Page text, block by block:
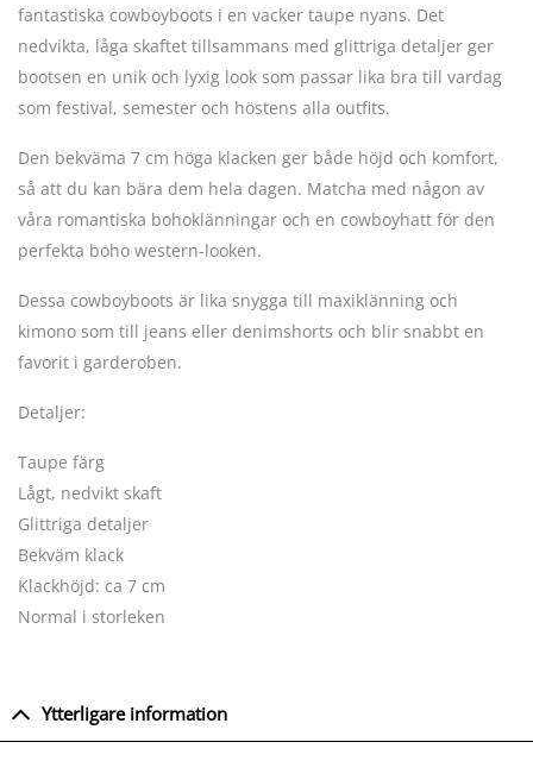
fantastiska cowboyboots i en vacker taupe nyans. Det
nedvikta, låga skaftet tillsammans med glittriga detaljer ger
bootsen en unik och lyxig look som passar lika bra till vardag
som festival, semester och höstens alla outfits.
Den bekväma 7 cm höga klacken ger både höjd och komfort,
så att du kan bära dem hela dagen. Matcha med någon av
våra romantiska bohoklänningar och en cowboyhatt för den
perfekta boho western-looken.
Dessa cowboyboots är lika snygga till maxiklänning och
kimono som till jeans eller denimshorts och blir snabbt en
favorit i garderoben.
Detaljer:
Taupe färg
Lågt, nedvikt skaft
Glittriga detaljer
Bekväm klack
Klackhöjd: ca 7 cm
Normal i storleken
Ytterligare information